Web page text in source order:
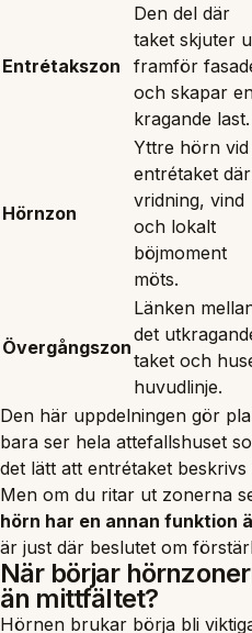
Entrétakszon
Den del där
taket skjuter
framför
och skapar
kragande last.
Hörnzon
Yttre hörn vid
entrétaket där
vridning, vind
och lokalt
böjmoment
möts.
Övergångszon
Länken
det
taket och
huvudlinje.
Den här uppdelningen gör
bara ser hela attefallshuset
det lätt att entrétaket beskrivs
Men om du ritar ut zonerna
hörn har en annan funktion
är just där beslutet om
När börjar
än mittfältet?
Hörnen brukar börja bli